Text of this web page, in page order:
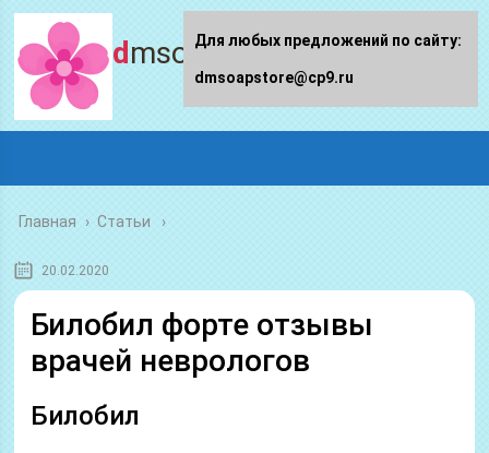
dmsoapstore.ru
Главная › Статьи
20.02.2020
Билобил форте отзывы
врачей неврологов
Билобил
Для любых предложений по сайту:
dmsoapstore@cp9.ru